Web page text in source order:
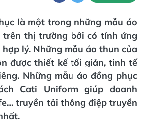
là một trong những mẫu áo
trên thị trường bởi có tính ứng
lý. Những mẫu áo thun của
được thiết kế tối giản, tinh tế
Những mẫu áo đồng phục
Cati Uniform giúp doanh
truyền tải thông điệp truyền